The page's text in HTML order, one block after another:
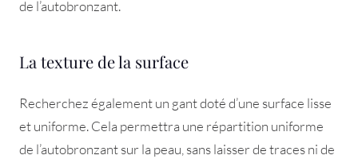
de l’autobronzant.
La texture de la surface
Recherchez également un gant doté d’une surface lisse
et uniforme. Cela permettra une répartition uniforme
de l’autobronzant sur la peau, sans laisser de traces ni de